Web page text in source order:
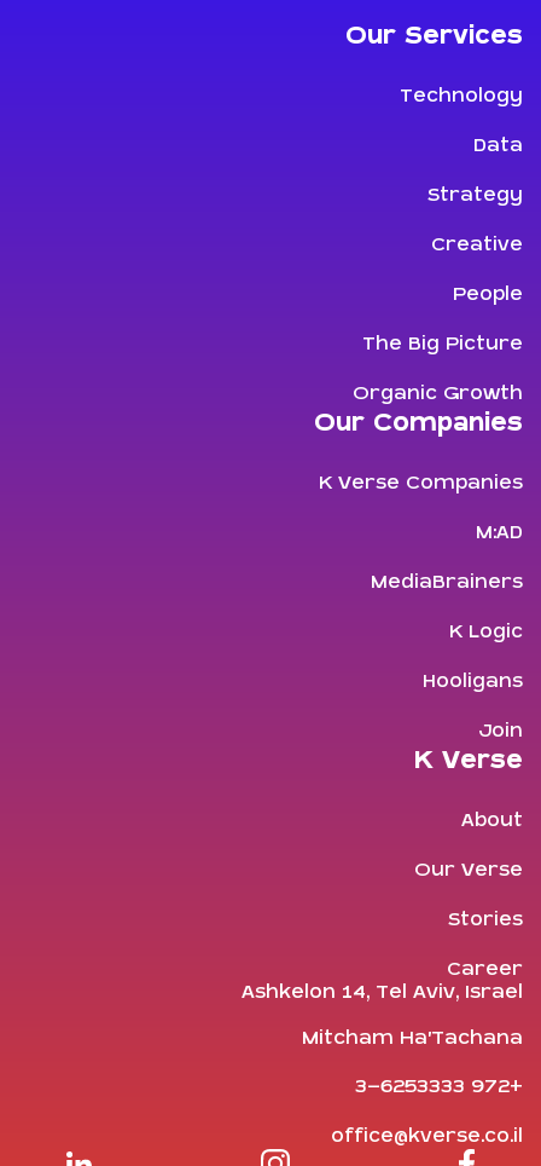
Our Services
Technology
Data
Strategy
Creative
People
The Big Picture
Organic Growth
Our Companies
K Verse Companies
M:AD
MediaBrainers
K Logic
Hooligans
Join
K Verse
About
Our Verse
Stories
Career
Ashkelon 14, Tel Aviv, Israel
Mitcham Ha'Tachana
+972 3-6253333
office@kverse.co.il